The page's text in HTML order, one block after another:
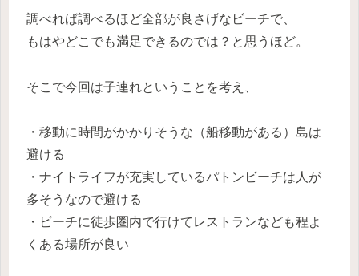
調べれば調べるほど全部が良さげなビーチで、
もはやどこでも満足できるのでは？と思うほど。
そこで今回は子連れということを考え、
・移動に時間がかかりそうな（船移動がある）島は
避ける
・ナイトライフが充実しているパトンビーチは人が
多そうなので避ける
・ビーチに徒歩圏内で行けてレストランなども程よ
くある場所が良い